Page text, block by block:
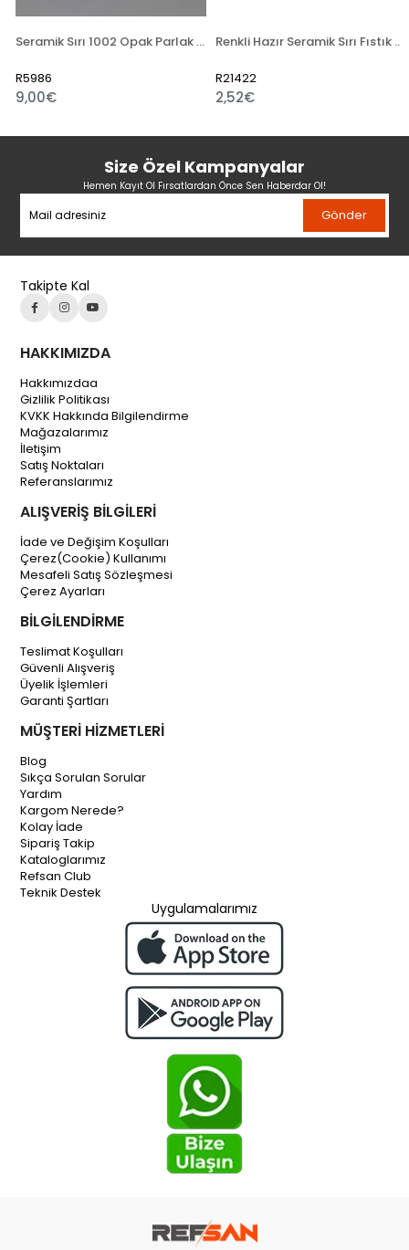
Seramik Sırı 1002 Opak Parlak Toz
R5986
9,00€
Renkli Hazır Seramik Sırı Fıstık Yeşili 521-5
R21422
2,52€
Size Özel Kampanyalar
Hemen Kayıt Ol Fırsatlardan Önce Sen Haberdar Ol!
Gönder
Takipte Kal
HAKKIMIZDA
Hakkımızdaa
Gizlilik Politikası
KVKK Hakkında Bilgilendirme
Mağazalarımız
İletişim
Satış Noktaları
Referanslarımız
ALIŞVERİŞ BİLGİLERİ
İade ve Değişim Koşulları
Çerez(Cookie) Kullanımı
Mesafeli Satış Sözleşmesi
Çerez Ayarları
BİLGİLENDİRME
Teslimat Koşulları
Güvenli Alışveriş
Üyelik İşlemleri
Garanti Şartları
MÜŞTERİ HİZMETLERİ
Blog
Sıkça Sorulan Sorular
Yardım
Kargom Nerede?
Kolay İade
Sipariş Takip
Kataloglarımız
Refsan Club
Teknik Destek
Uygulamalarımız